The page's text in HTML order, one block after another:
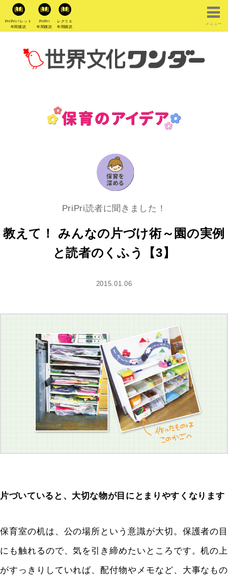
PriPriパレット
年間購読
PriPri
年間購読
レクリエ
年間購読
メニュー
PriPri読者に聞きました！
教えて！ みんなの片づけ術～園の実例
と読者のくふう【3】
2015.01.06
片づいていると、大切な物が目にとまりやすくなります
保育室の机は、公の場所という意識が大切。保護者の目
にも触れるので、気を引き締めたいところです。机の上
がすっきりしていれば、配付物やメモなど、大事なもの